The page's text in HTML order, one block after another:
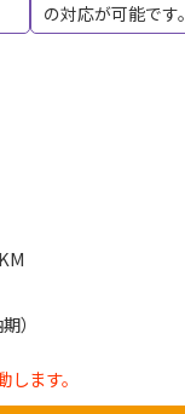
の対応が可能です。
）
ます。